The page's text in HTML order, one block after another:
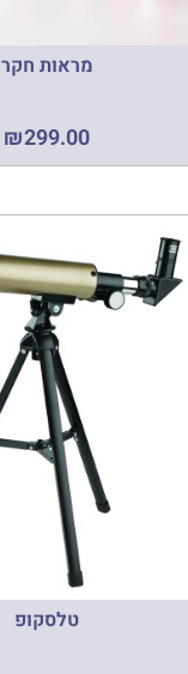
מראות חקר
₪299.00
טלסקופ